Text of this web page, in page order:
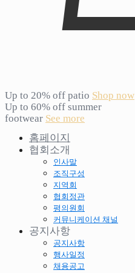
Up to 20% off patio Shop now
Up to 60% off summer
footwear See more
홈페이지
협회소개
인사말
조직구성
지역회
협회정관
평의원회
커뮤니케이션 채널
공지사항
공지사항
행사일정
채용공고